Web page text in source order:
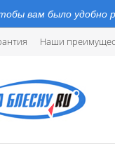
вам было удобно
Наши